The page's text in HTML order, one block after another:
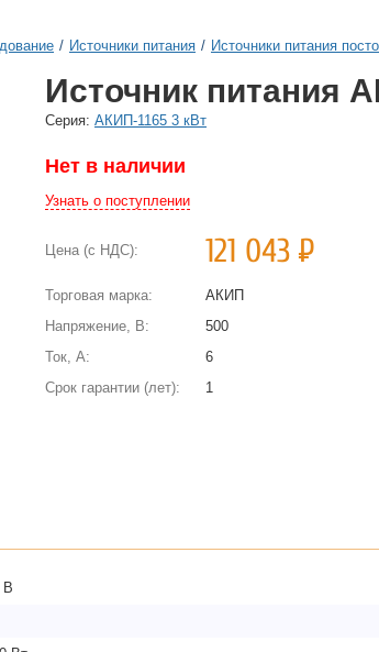
/ Источники питания / Источники питания
Источник питания
Cерия: АКИП-1165 3 кВт
Нет в наличии
Узнать о поступлении
Цена (с НДС): 121 043 Р
Торговая марка:
АКИП
Напряжение, В:
500
Ток, А:
6
Срок гарантии (лет):
1
В